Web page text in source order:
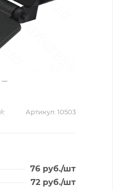
Артикул: 10503
76руб./шт
72руб./шт